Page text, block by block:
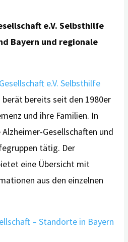
e.V. Selbsthilfe
Bayern und regionale
e.V. Selbsthilfe
bereits seit den 1980er
und ihre Familien. In
Gesellschaften und
tätig. Der
eine Übersicht mit
aus den einzelnen
– Standorte in Bayern